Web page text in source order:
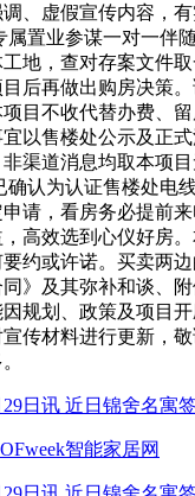
、虚假宣传内容，
属置业参谋一对一伴
地，查对存案文件
后再做出购房决策
目不收代替办费、
以售楼处公示及正
渠道消息均取本项
确认为认证售楼处电
请，看房务必提前来
高效选到心仪好房
约或许诺。买卖两
》及其弥补和谈、附
规划、政策及项目开
传材料进行更新，
日讯 近日锦舍名寓
智能家居网